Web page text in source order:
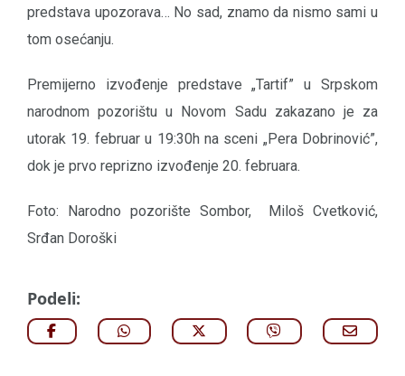
predstava upozorava… No sad, znamo da nismo sami u
tom osećanju.
Premijerno izvođenje predstave „Tartif” u Srpskom
narodnom pozorištu u Novom Sadu zakazano je za
utorak 19. februar u 19:30h na sceni „Pera Dobrinović”,
dok je prvo reprizno izvođenje 20. februara.
Foto: Narodno pozorište Sombor, Miloš Cvetković,
Srđan Doroški
Podeli: